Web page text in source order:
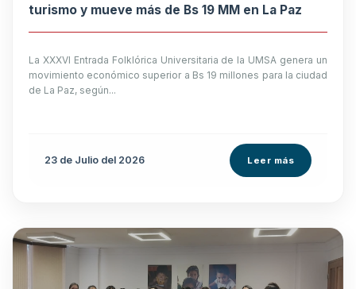
turismo y mueve más de Bs 19 MM en La Paz
La XXXVI Entrada Folklórica Universitaria de la UMSA genera un
movimiento económico superior a Bs 19 millones para la ciudad
de La Paz, según...
23 de Julio del 2026 Leer más